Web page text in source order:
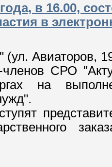
в 16.00,
в
Авиаторов,
членов СРО
на